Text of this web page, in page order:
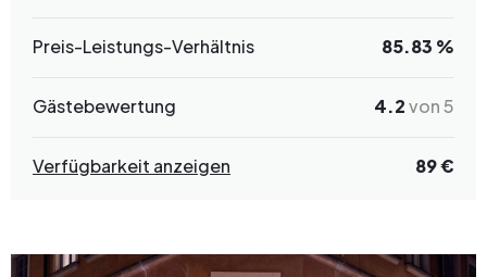
Preis-Leistungs-Verhältnis 85.83 %
Gästebewertung 4.2von 5
Verfügbarkeit anzeigen 89 €